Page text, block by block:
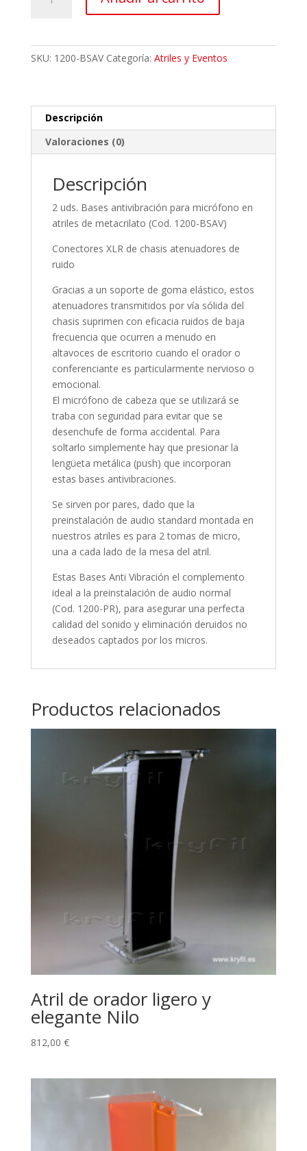
SKU: 1200-BSAV Categoría: Atriles y Eventos
Descripción
Valoraciones (0)
Descripción
2 uds. Bases antivibración para micrófono en
atriles de metacrilato (Cod. 1200-BSAV)
Conectores XLR de chasis atenuadores de
ruido
Gracias a un soporte de goma elástico, estos
atenuadores transmitidos por vía sólida del
chasis suprimen con eficacia ruidos de baja
frecuencia que ocurren a menudo en
altavoces de escritorio cuando el orador o
conferenciante es particularmente nervioso o
emocional.
El micrófono de cabeza que se utilizará se
traba con seguridad para evitar que se
desenchufe de forma accidental. Para
soltarlo simplemente hay que presionar la
lengüeta metálica (push) que incorporan
estas bases antivibraciones.
Se sirven por pares, dado que la
preinstalación de audio standard montada en
nuestros atriles es para 2 tomas de micro,
una a cada lado de la mesa del atril.
Estas Bases Anti Vibración el complemento
ideal a la preinstalación de audio normal
(Cod. 1200-PR), para asegurar una perfecta
calidad del sonido y eliminación deruidos no
deseados captados por los micros.
Productos relacionados
Atril de orador ligero y
elegante Nilo
812,00 €